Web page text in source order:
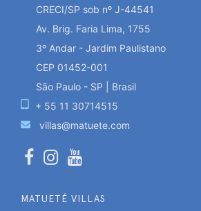
CRECI/SP sob nº J-44541
Av. Brig. Faria Lima, 1755
3º Andar - Jardim Paulistano
CEP 01452-001
São Paulo - SP | Brasil
+ 55 11 30714515
villas@matuete.com
MATUETÉ VILLAS